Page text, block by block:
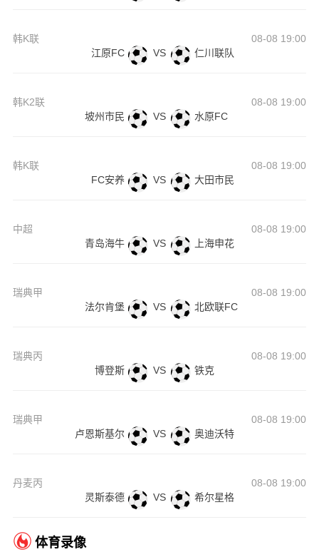
韩K联
08-08 19:00
江原FC
VS 仁川联队
韩K2联
08-08 19:00
坡州市民
VS 水原FC
韩K联
08-08 19:00
FC安养
VS 大田市民
中超
08-08 19:00
青岛海牛
VS 上海申花
瑞典甲
08-08 19:00
法尔肯堡
VS 北欧联FC
瑞典丙
08-08 19:00
博登斯
VS 铁克
瑞典甲
08-08 19:00
卢恩斯基尔
VS 奥迪沃特
丹麦丙
08-08 19:00
灵斯泰德
VS 希尔星格
体育录像